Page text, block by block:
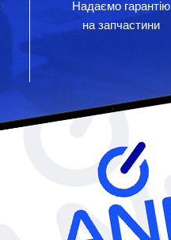
Надаємо гарантію
на запчастини